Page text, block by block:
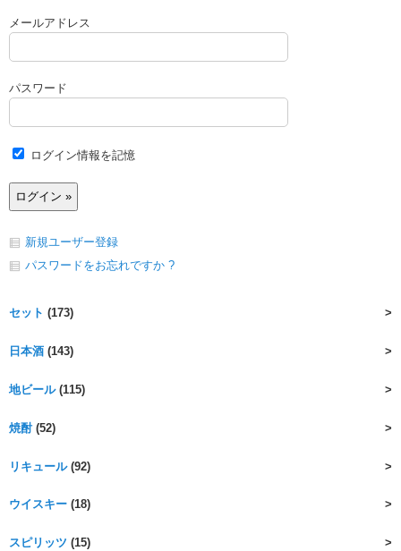
メールアドレス
パスワード
ログイン情報を記憶
新規ユーザー登録
パスワードをお忘れですか ?
セット (173)
日本酒 (143)
地ビール(115)
焼酎(52)
リキュール(92)
ウイスキー (18)
スピリッツ (15)